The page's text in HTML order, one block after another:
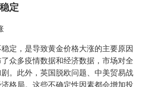
定
定，是导致黄金价格大涨的主要原因
众多疫情数据和经济数据，市场对全
。此外，英国脱欧问题、中美贸易战
格局。这些不确定性因素都会增加投